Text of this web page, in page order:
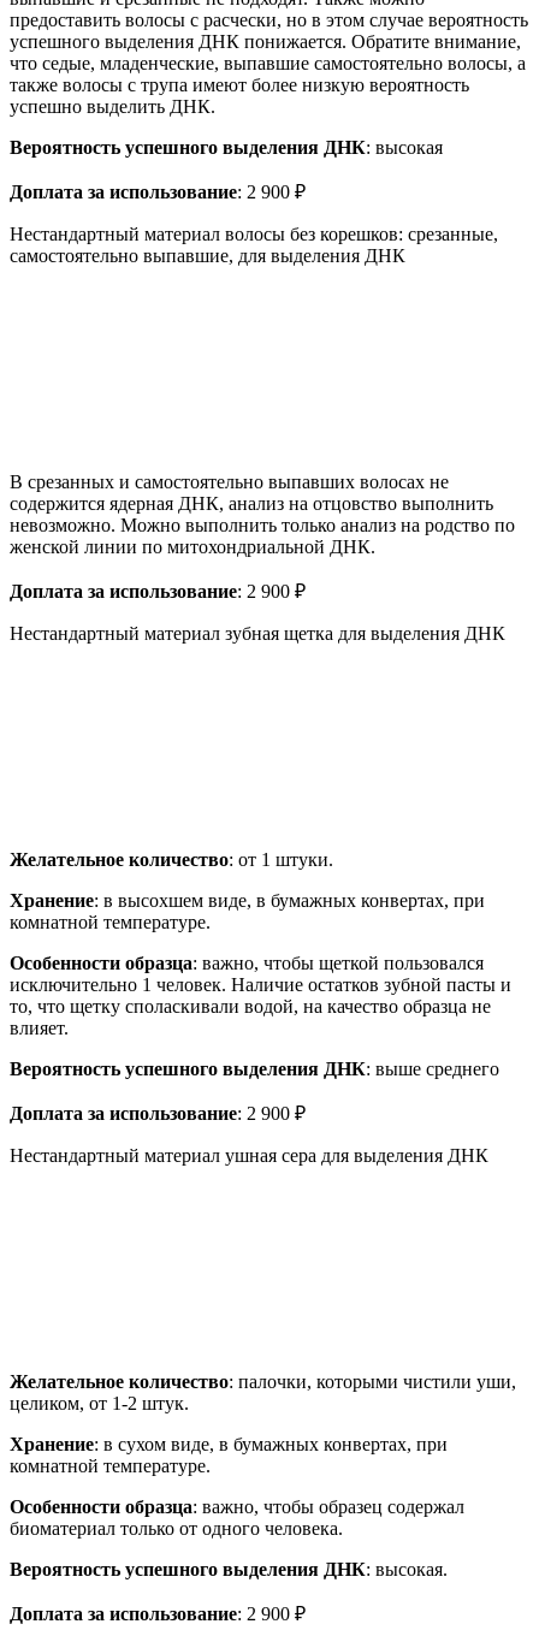
предоставить волосы с расчески, но в этом случае вероятность
успешного выделения ДНК понижается. Обратите внимание,
что седые, младенческие, выпавшие самостоятельно волосы, а
также волосы с трупа имеют более низкую вероятность
успешно выделить ДНК.
Вероятность успешного выделения ДНК: высокая
Доплата за использование: 2 900 ₽
Нестандартный материал волосы без корешков: срезанные,
самостоятельно выпавшие, для выделения ДНК
В срезанных и самостоятельно выпавших волосах не
содержится ядерная ДНК, анализ на отцовство выполнить
невозможно. Можно выполнить только анализ на родство по
женской линии по митохондриальной ДНК.
Доплата за использование: 2 900 ₽
Нестандартный материал зубная щетка для выделения ДНК
Желательное количество: от 1 штуки.
Хранение: в высохшем виде, в бумажных конвертах, при
комнатной температуре.
Особенности образца: важно, чтобы щеткой пользовался
исключительно 1 человек. Наличие остатков зубной пасты и
то, что щетку споласкивали водой, на качество образца не
влияет.
Вероятность успешного выделения ДНК: выше среднего
Доплата за использование: 2 900 ₽
Нестандартный материал ушная сера для выделения ДНК
Желательное количество: палочки, которыми чистили уши,
целиком, от 1-2 штук.
Хранение: в сухом виде, в бумажных конвертах, при
комнатной температуре.
Особенности образца: важно, чтобы образец содержал
биоматериал только от одного человека.
Вероятность успешного выделения ДНК: высокая.
Доплата за использование: 2 900 ₽